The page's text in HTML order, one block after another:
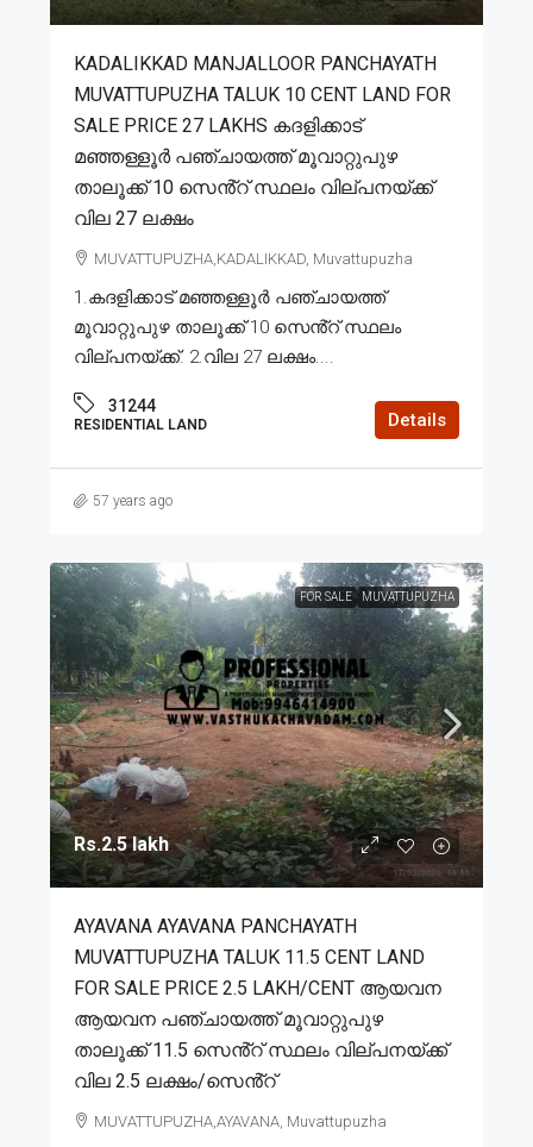
KADALIKKAD MANJALLOOR PANCHAYATH
MUVATTUPUZHA TALUK 10 CENT LAND FOR
SALE PRICE 27 LAKHS കദളിക്കാട്
മഞ്ഞള്ളൂർ പഞ്ചായത്ത് മൂവാറ്റുപുഴ
താലൂക്ക് 10 സെൻ്റ് സ്ഥലം വില്പനയ്ക്ക്
വില 27 ലക്ഷം
MUVATTUPUZHA,KADALIKKAD, Muvattupuzha
1.കദളിക്കാട് മഞ്ഞള്ളൂർ പഞ്ചായത്ത്
മൂവാറ്റുപുഴ താലൂക്ക് 10 സെൻ്റ് സ്ഥലം
വില്പനയ്ക്ക്. 2.വില 27 ലക്ഷം....
31244
RESIDENTIAL LAND Details
57 years ago
FOR SALE MUVATTUPUZHA
Rs.2.5 lakh
AYAVANA AYAVANA PANCHAYATH
MUVATTUPUZHA TALUK 11.5 CENT LAND
FOR SALE PRICE 2.5 LAKH/CENT ആയവന
ആയവന പഞ്ചായത്ത് മൂവാറ്റുപുഴ
താലൂക്ക് 11.5 സെൻ്റ് സ്ഥലം വില്പനയ്ക്ക്
വില 2.5 ലക്ഷം/സെൻ്റ്
MUVATTUPUZHA,AYAVANA, Muvattupuzha